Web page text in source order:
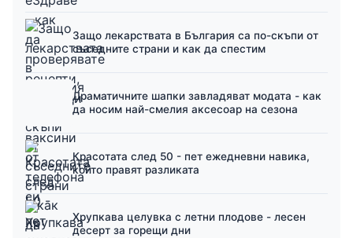
Защо лекарствата в България са по-скъпи от
съседните страни и как да спестим
Драматичните шапки завладяват модата - как
да носим най-смелия аксесоар на сезона
Красотата след 50 - пет ежедневни навика,
които правят разликата
Хрупкава целувка с летни плодове - лесен
десерт за горещи дни